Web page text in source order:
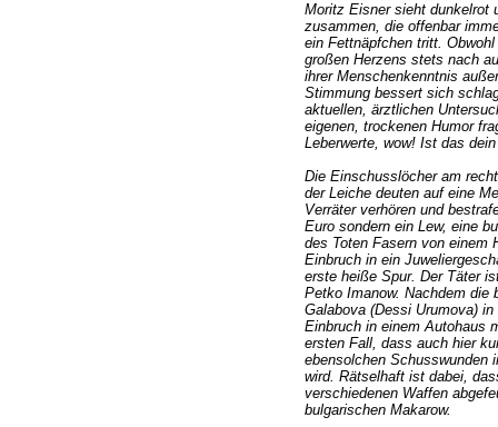
Moritz Eisner sieht dunkelrot
zusammen, die offenbar
ein Fettnäpfchen tritt.
großen Herzens stets nach
ihrer Menschenkenntnis
Stimmung bessert sich
aktuellen, ärztlichen
eigenen, trockenen Humor
Leberwerte, wow! Ist das
Die Einschusslöcher am
der Leiche deuten auf eine
Verräter verhören und
Euro sondern ein Lew, eine
des Toten Fasern von einem
Einbruch in ein
erste heiße Spur. Der Täter
Petko Imanow. Nachdem die
Galabova (Dessi Urumova)
Einbruch in einem Autohaus
ersten Fall, dass auch hier
ebensolchen Schusswunden
wird. Rätselhaft ist dabei,
verschiedenen Waffen
bulgarischen Makarow.